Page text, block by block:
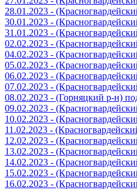
28.01.2023 -
30.01.2023 -
31.01.2023 -
02.02.2023 -
04.02.2023 -
05.02.2023 -
06.02.2023 -
07.02.2023 -
08.02.2023 - (Горняцкий р-н)
09.02.2023 -
10.02.2023 -
11.02.2023 -
12.02.2023 -
13.02.2023 -
14.02.2023 -
15.02.2023 -
16.02.2023 -